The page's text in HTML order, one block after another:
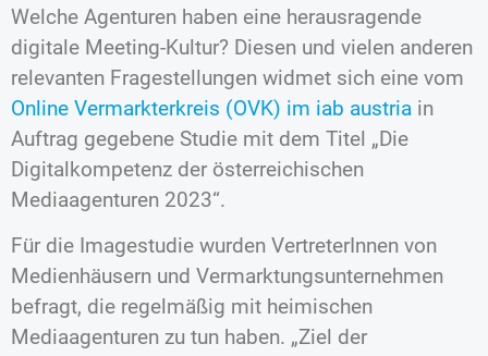
Welche Agenturen haben eine herausragende
digitale Meeting-Kultur? Diesen und vielen anderen
relevanten Fragestellungen widmet sich eine vom
Online Vermarkterkreis (OVK) im iab austria in
Auftrag gegebene Studie mit dem Titel „Die
Digitalkompetenz der österreichischen
Mediaagenturen 2023“.
Für die Imagestudie wurden VertreterInnen von
Medienhäusern und Vermarktungsunternehmen
befragt, die regelmäßig mit heimischen
Mediaagenturen zu tun haben. „Ziel der